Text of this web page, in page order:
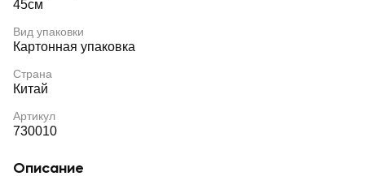
45см
Вид упаковки
Картонная упаковка
Страна
Китай
Артикул
730010
Описание